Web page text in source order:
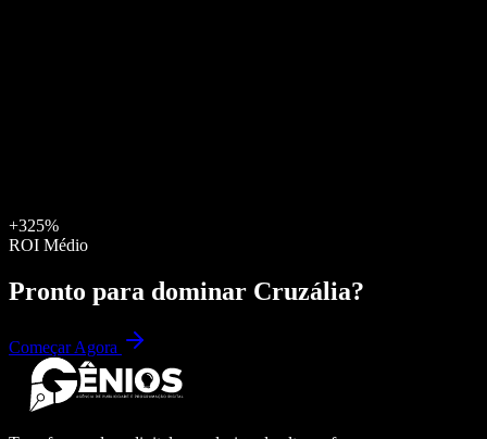
+325%
ROI Médio
Pronto para dominar Cruzália?
Começar Agora